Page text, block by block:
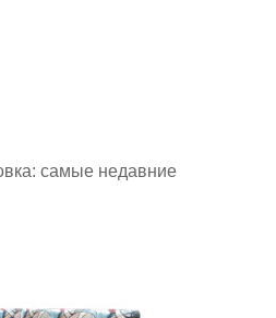
самые недавние